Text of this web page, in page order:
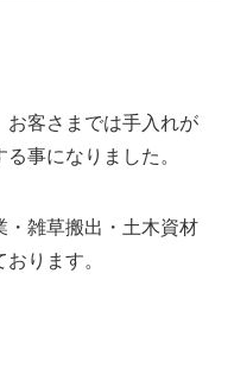
お客さまでは手入れが
事になりました。
・雑草搬出・土木資材
ります。